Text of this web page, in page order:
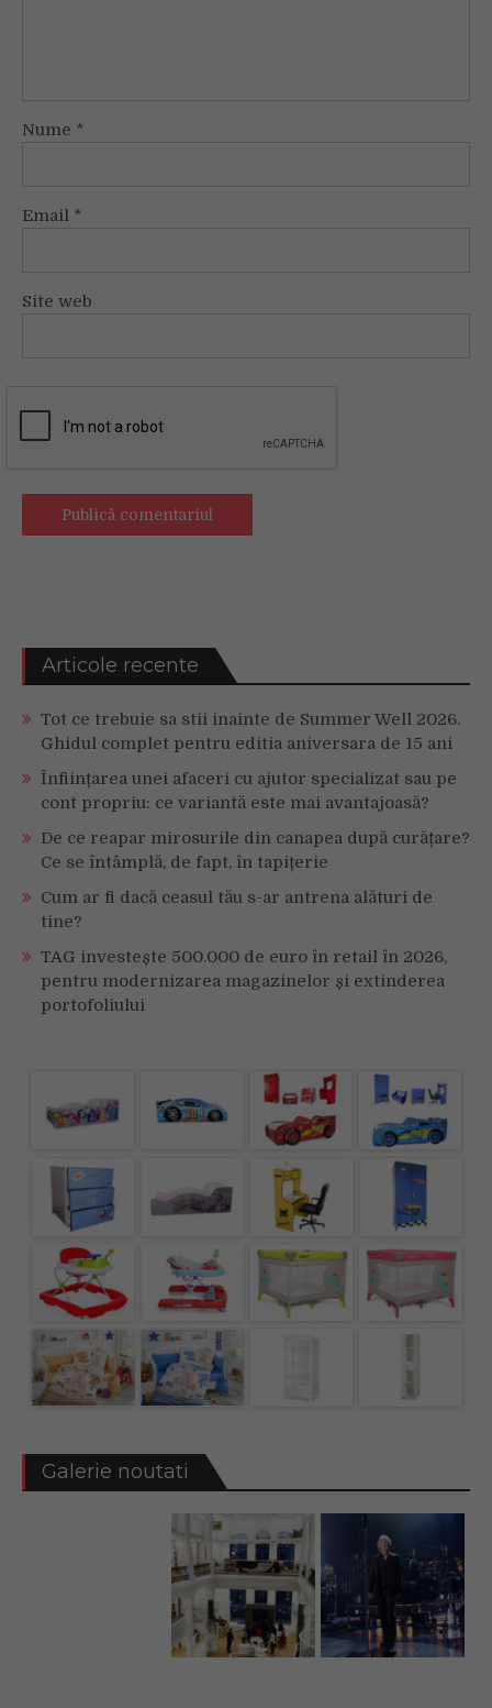
Nume *
Email *
Site web
Articole recente
Tot ce trebuie sa stii inainte de Summer Well 2026.
Ghidul complet pentru editia aniversara de 15 ani
Înființarea unei afaceri cu ajutor specializat sau pe
cont propriu: ce variantă este mai avantajoasă?
De ce reapar mirosurile din canapea după curățare?
Ce se întâmplă, de fapt, în tapițerie
Cum ar fi dacă ceasul tău s-ar antrena alături de
tine?
TAG investește 500.000 de euro în retail în 2026,
pentru modernizarea magazinelor și extinderea
portofoliului
Galerie noutati